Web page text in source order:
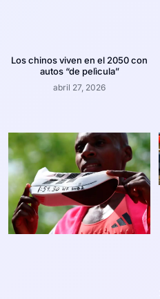
Los chinos viven en el 2050 con
autos “de pelìcula”
abril 27, 2026